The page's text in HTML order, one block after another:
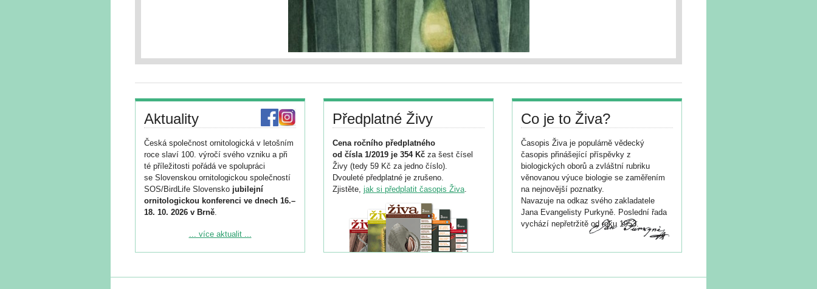
Aktuality
Česká společnost ornitologická v letošním
roce slaví 100. výročí svého vzniku a při
té příležitosti pořádá ve spolupráci
se Slovenskou ornitologickou společností
SOS/BirdLife Slovensko jubilejní
ornitologickou konferenci ve dnech 16.–
18. 10. 2026 v Brně.
Podrobnější informace ke konferenci
Registrovat se můžete do 6. září.
... více aktualit ...
Předplatné Živy
Cena ročního předplatného
od čísla 1/2019 je 354 Kč za šest čísel
Živy (tedy 59 Kč za jedno číslo).
Dvouleté předplatné je zrušeno.
Zjistěte, jak si předplatit časopis Živa.
Co je to Živa?
Časopis Živa je populárně vědecký
časopis přinášející příspěvky z
biologických oborů a zvláštní rubriku
věnovanou výuce biologie se zaměřením
na nejnovější poznatky.
Navazuje na odkaz svého zakladatele
Jana Evangelisty Purkyně. Poslední řada
vychází nepřetržitě od roku 1953.